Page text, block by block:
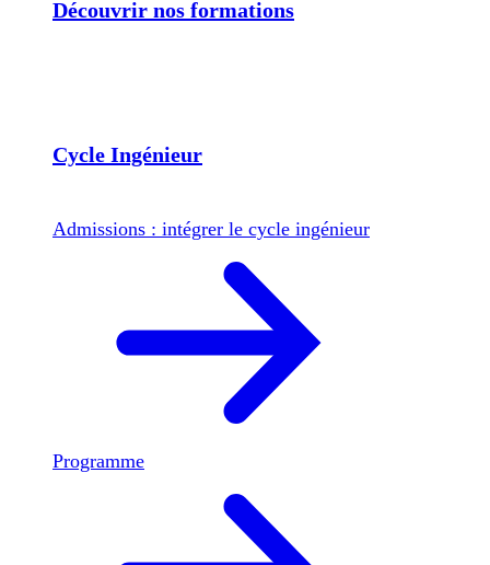
Découvrir nos formations
Cycle Ingénieur
Admissions : intégrer le cycle ingénieur
Programme